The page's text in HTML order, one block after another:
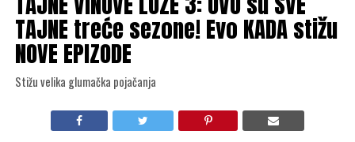
TAJNE treće sezone! Evo KADA stižu
NOVE EPIZODE
Stižu velika glumačka pojačanja